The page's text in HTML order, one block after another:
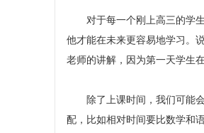
对于每一个刚上高三的学生
他才能在未来更容易地学习。
老师的讲解，因为第一天学生
除了上课时间，我们可能会
配，比如相对时间要比数学和